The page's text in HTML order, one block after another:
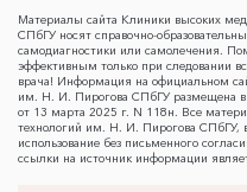
Материалы сайта Клиники высоких
СПбГУ носят справочно-
самодиагностики или самолечения.
эффективным только при следовании
врача! Информация на официальном
им. Н. И. Пирогова СПбГУ размещена в
от 13 марта 2025 г. N 118н. Все
технологий им. Н. И. Пирогова СПбГУ,
использование без письменного
ссылки на источник информации